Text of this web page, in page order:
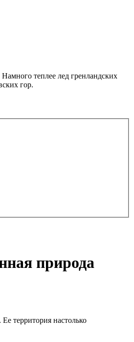
теплее лед гренландских
гор.
природа
территория настолько